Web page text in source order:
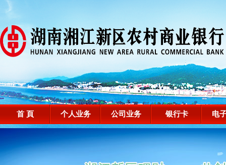
首 頁 个人业务 公司业务 银行卡 电